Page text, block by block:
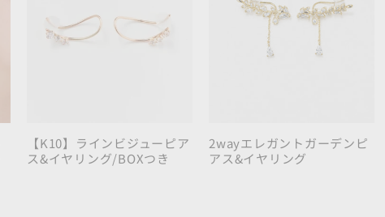
【K10】ラインビジューピア
ス&イヤリング/BOXつき
2wayエレガントガーデンピ
アス&イヤリング